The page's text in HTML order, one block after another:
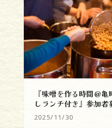
『味噌を作る時間＠
しランチ付き』参加者
2025/11/30